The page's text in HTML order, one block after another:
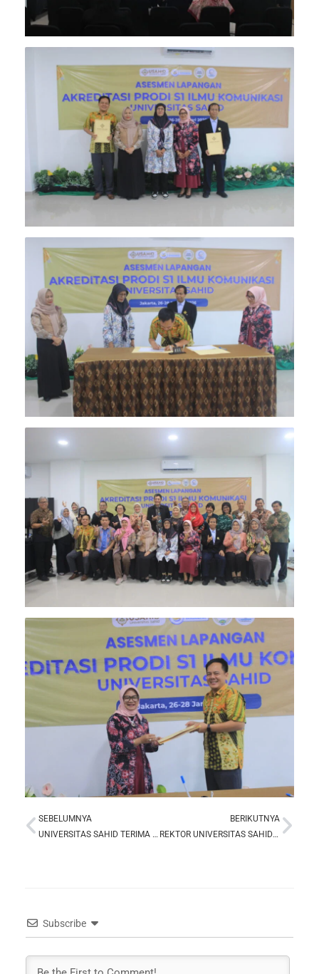
Prev
SEBELUMNYA
UNIVERSITAS SAHID TERIMA ASESMEN LAPANGAN PROGRAM STUDI D3 BROADCASTING OLEH LAMSPAK
BERIKUTNYA
REKTOR UNIVERSITAS SAHID TEKANKAN TRANSPARANSI DAN AMANAH DALAM RAPAT ANGGOTA TAHUNAN KOPERASI SYARIAH USAHID
Subscribe